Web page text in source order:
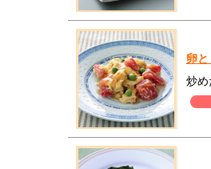
卵
炒め